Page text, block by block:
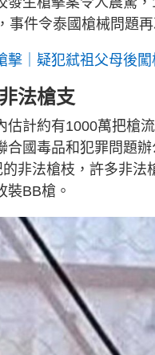
事件令泰國槍械問題再
擊｜疑犯弒祖父母後
法槍支
估計約有1000萬把槍
合國毒品和犯罪問題
非法槍枝，許多非
裝BB槍。